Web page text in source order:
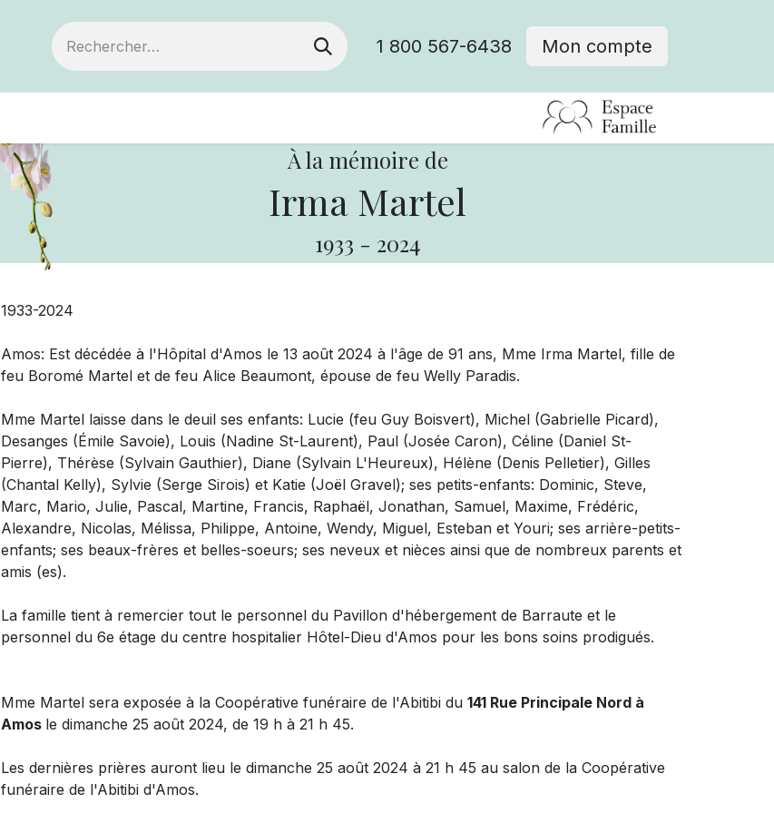
1 800 567-6438 Mon compte
À la mémoire de
Irma Martel
1933 - 2024
1933-2024
Amos: Est décédée à l'Hôpital d'Amos le 13 août 2024 à l'âge de 91 ans, Mme Irma Martel, fille de
feu Boromé Martel et de feu Alice Beaumont, épouse de feu Welly Paradis.
Mme Martel laisse dans le deuil ses enfants: Lucie (feu Guy Boisvert), Michel (Gabrielle Picard),
Desanges (Émile Savoie), Louis (Nadine St-Laurent), Paul (Josée Caron), Céline (Daniel St-
Pierre), Thérèse (Sylvain Gauthier), Diane (Sylvain L'Heureux), Hélène (Denis Pelletier), Gilles
(Chantal Kelly), Sylvie (Serge Sirois) et Katie (Joël Gravel); ses petits-enfants: Dominic, Steve,
Marc, Mario, Julie, Pascal, Martine, Francis, Raphaël, Jonathan, Samuel, Maxime, Frédéric,
Alexandre, Nicolas, Mélissa, Philippe, Antoine, Wendy, Miguel, Esteban et Youri; ses arrière-petits-
enfants; ses beaux-frères et belles-soeurs; ses neveux et nièces ainsi que de nombreux parents et
amis (es).
La famille tient à remercier tout le personnel du Pavillon d'hébergement de Barraute et le
personnel du 6e étage du centre hospitalier Hôtel-Dieu d'Amos pour les bons soins prodigués.
Mme Martel sera exposée à la Coopérative funéraire de l'Abitibi du 141 Rue Principale Nord à
Amos le dimanche 25 août 2024, de 19 h à 21 h 45.
Les dernières prières auront lieu le dimanche 25 août 2024 à 21 h 45 au salon de la Coopérative
funéraire de l'Abitibi d'Amos.